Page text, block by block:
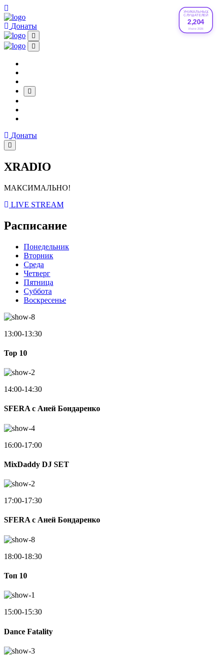
УНИКАЛЬНЫХ
СЛУШАТЕЛЕЙ
2,204
Июле 2026
Донаты
Донаты
XRADIO
МАКСИМАЛЬНО!
LIVE STREAM
Расписание
Понедельник
Вторник
Среда
Четверг
Пятница
Суббота
Воскресенье
13:00-13:30
Top 10
14:00-14:30
SFERA с Аней Бондаренко
16:00-17:00
MixDaddy DJ SET
17:00-17:30
SFERA с Аней Бондаренко
18:00-18:30
Toп 10
15:00-15:30
Dance Fatality